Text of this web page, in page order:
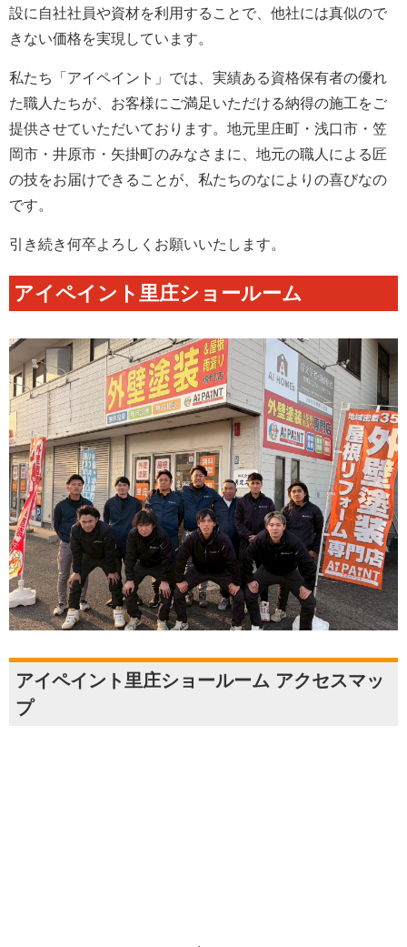
設に自社社員や資材を利用することで、他社には真似ので
きない価格を実現しています。
私たち「アイペイント」では、実績ある資格保有者の優れ
た職人たちが、お客様にご満足いただける納得の施工をご
提供させていただいております。地元里庄町・浅口市・笠
岡市・井原市・矢掛町のみなさまに、地元の職人による匠
の技をお届けできることが、私たちのなによりの喜びなの
です。
引き続き何卒よろしくお願いいたします。
アイペイント里庄ショールーム
アイペイント里庄ショールーム アクセスマッ
プ